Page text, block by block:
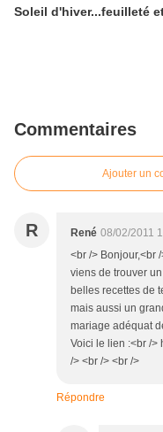
Soleil d'hiver...feuilleté
Commentaires
Ajouter un
R René 08/02/2011
<br /> Bonjour,<br
viens de trouver
belles recettes de
mais aussi un
mariage adéquat
Voici le lien :<br />
/> <br /> <br />
Répondre